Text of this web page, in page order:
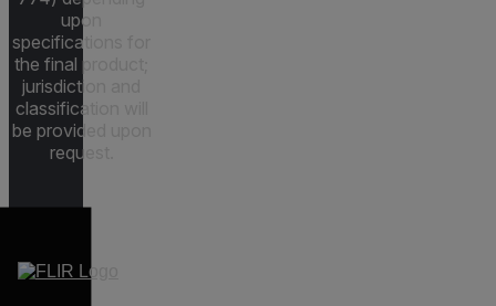
upon
specifications for
the final product;
jurisdiction and
classification will
be provided upon
request.